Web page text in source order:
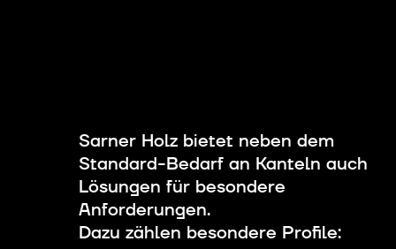
Sarner Holz bietet neben dem
Standard-Bedarf an Kanteln auch
Lösungen für besondere
Anforderungen.
Dazu zählen besondere Profile: